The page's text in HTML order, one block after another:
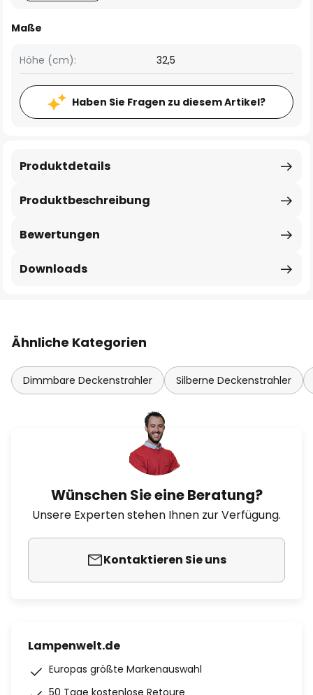
Maße
Höhe (cm): 32,5
Haben Sie Fragen zu diesem Artikel?
Produktbeschreibung
Produktdetails
Bewertungen
Downloads
Ähnliche Kategorien
Dimmbare Deckenstrahler Silberne Deckenstrahler
Wünschen Sie eine Beratung?
Unsere Experten stehen Ihnen zur Verfügung.
Kontaktieren Sie uns
Lampenwelt.de
Europas größte Markenauswahl
50 Tage kostenlose Retoure